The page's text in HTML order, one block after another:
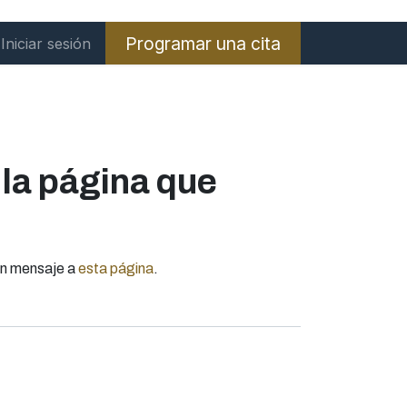
Iniciar sesión Programar una cita
página que
mensaje aesta página.